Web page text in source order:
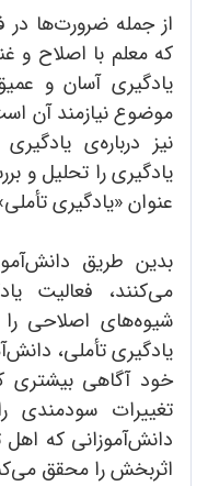
از جمله ضرورت‌ها در
که معلم با اصلاح و
یادگیری آسان و
موضوع نیازمند آن
نیز درباره‌ی
یادگیری را تحلیل و
عنوان «یادگیری
بدین طریق
می‌کنند، فعالیت
شیوه‌های اصلاحی را
یادگیری تأملی،
خود آگاهی بیشتری
تغییرات سودمندی
دانش‌آموزانی که اهل
اثربخش را محقق